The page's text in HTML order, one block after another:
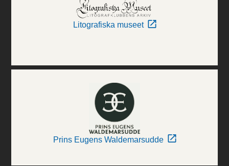
Litografiska museet
Prins Eugens Waldemarsudde